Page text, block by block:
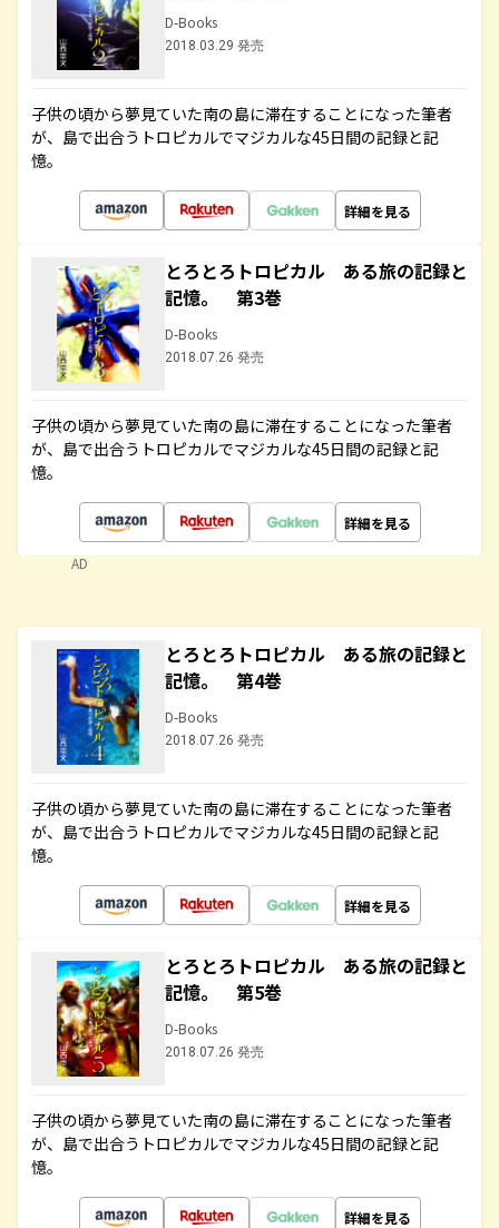
D-Books
2018.03.29 発売
子供の頃から夢見ていた南の島に滞在することになった筆者
が、島で出合うトロピカルでマジカルな45日間の記録と記
憶。
詳細を見る
とろとろトロピカル ある旅の記録と
記憶。 第3巻
D-Books
2018.07.26 発売
子供の頃から夢見ていた南の島に滞在することになった筆者
が、島で出合うトロピカルでマジカルな45日間の記録と記
憶。
詳細を見る
AD
とろとろトロピカル ある旅の記録と
記憶。 第4巻
D-Books
2018.07.26 発売
子供の頃から夢見ていた南の島に滞在することになった筆者
が、島で出合うトロピカルでマジカルな45日間の記録と記
憶。
詳細を見る
とろとろトロピカル ある旅の記録と
記憶。 第5巻
D-Books
2018.07.26 発売
子供の頃から夢見ていた南の島に滞在することになった筆者
が、島で出合うトロピカルでマジカルな45日間の記録と記
憶。
詳細を見る